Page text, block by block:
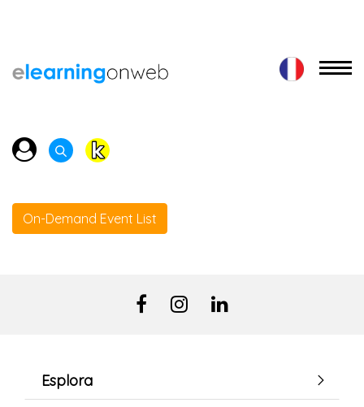
On-Demand Event List
Esplora